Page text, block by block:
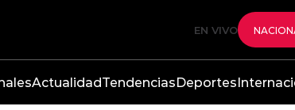
EN VIVO
ActualidadTendenciasDeportes